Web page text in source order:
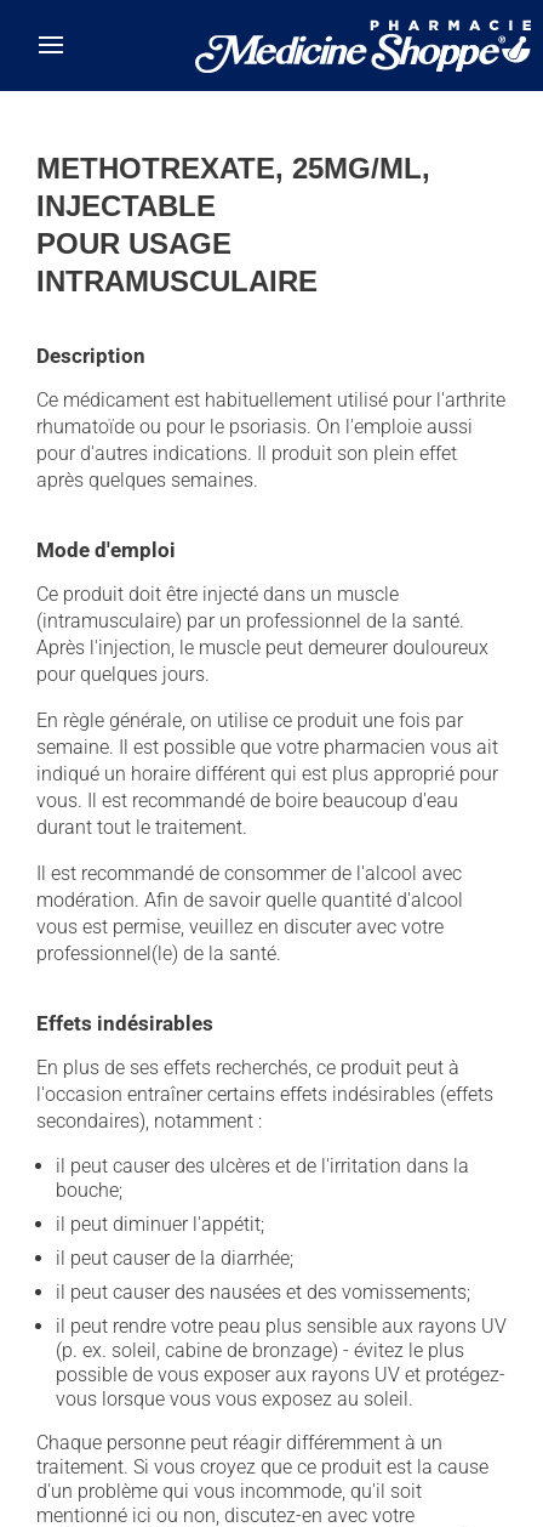
METHOTREXATE, 25MG/ML,
INJECTABLE
POUR USAGE
INTRAMUSCULAIRE
Description
Ce médicament est habituellement utilisé pour l'arthrite
rhumatoïde ou pour le psoriasis. On l'emploie aussi
pour d'autres indications. Il produit son plein effet
après quelques semaines.
Mode d'emploi
Ce produit doit être injecté dans un muscle
(intramusculaire) par un professionnel de la santé.
Après l'injection, le muscle peut demeurer douloureux
pour quelques jours.
En règle générale, on utilise ce produit une fois par
semaine. Il est possible que votre pharmacien vous ait
indiqué un horaire différent qui est plus approprié pour
vous. Il est recommandé de boire beaucoup d'eau
durant tout le traitement.
Il est recommandé de consommer de l'alcool avec
modération. Afin de savoir quelle quantité d'alcool
vous est permise, veuillez en discuter avec votre
professionnel(le) de la santé.
Effets indésirables
En plus de ses effets recherchés, ce produit peut à
l'occasion entraîner certains effets indésirables (effets
secondaires), notamment :
il peut causer des ulcères et de l'irritation dans la
bouche;
il peut diminuer l'appétit;
il peut causer de la diarrhée;
il peut causer des nausées et des vomissements;
il peut rendre votre peau plus sensible aux rayons UV
(p. ex. soleil, cabine de bronzage) - évitez le plus
possible de vous exposer aux rayons UV et protégez-
vous lorsque vous vous exposez au soleil.
Chaque personne peut réagir différemment à un
traitement. Si vous croyez que ce produit est la cause
d'un problème qui vous incommode, qu'il soit
mentionné ici ou non, discutez-en avec votre